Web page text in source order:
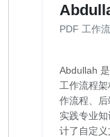
PDF 工作
Abdullah
工作流程
作流程、
实践专业
计了自定义